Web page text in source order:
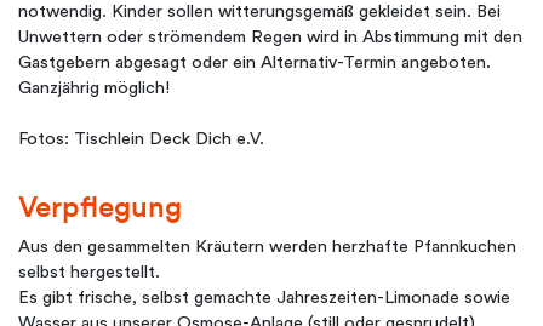
notwendig. Kinder sollen witterungsgemäß gekleidet sein. Bei
Unwettern oder strömendem Regen wird in Abstimmung mit den
Gastgebern abgesagt oder ein Alternativ-Termin angeboten.
Ganzjährig möglich!
Fotos: Tischlein Deck Dich e.V.
Verpflegung
Aus den gesammelten Kräutern werden herzhafte Pfannkuchen
selbst hergestellt.
Es gibt frische, selbst gemachte Jahreszeiten-Limonade sowie